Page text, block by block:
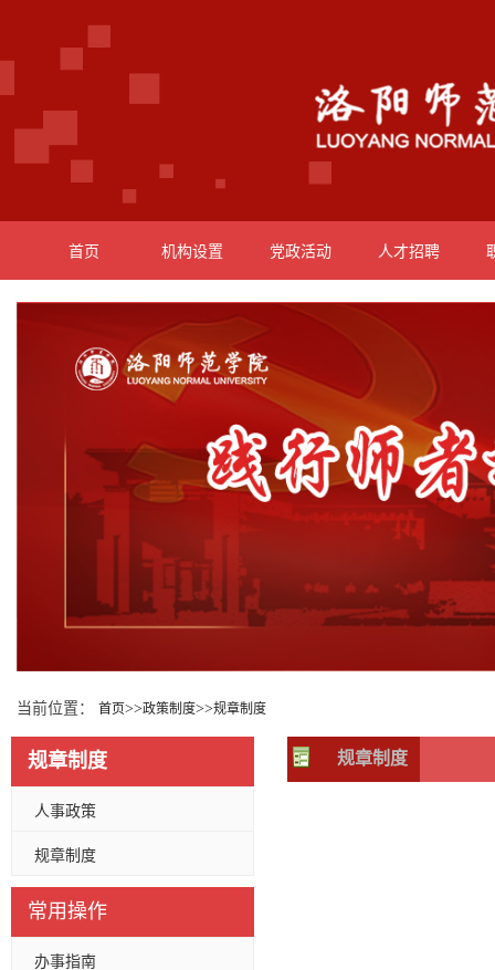
首页 机构设置 党政活动 人才招聘
当前位置： 首页>>政策制度>>规章制度
规章制度
人事政策
规章制度
常用操作
办事指南
规章制度